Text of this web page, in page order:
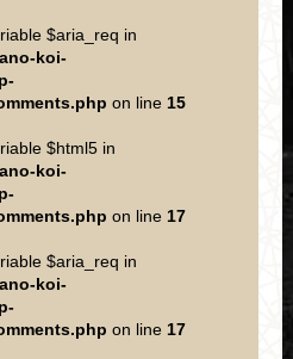
$aria_req in
koi-
on line 15
$html5 in
koi-
on line 17
$aria_req in
koi-
on line 17